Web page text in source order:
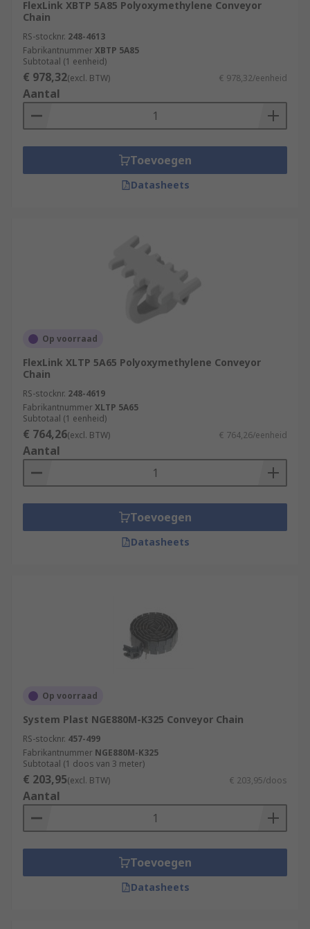
FlexLink XBTP 5A85 Polyoxymethylene Conveyor
Chain
RS-stocknr. 248-4613
FabrikantnummerXBTP 5A85
Subtotaal (1 eenheid)
€ 978,32(excl. BTW) € 978,32/eenheid
Aantal
Toevoegen
Datasheets
Op voorraad
FlexLink XLTP 5A65 Polyoxymethylene Conveyor
Chain
RS-stocknr. 248-4619
FabrikantnummerXLTP 5A65
Subtotaal (1 eenheid)
€ 764,26(excl. BTW) € 764,26/eenheid
Aantal
Toevoegen
Datasheets
Op voorraad
System Plast NGE880M-K325 Conveyor Chain
RS-stocknr. 457-499
Fabrikantnummer NGE880M-K325
Subtotaal (1 doos van 3 meter)
€ 203,95(excl. BTW) € 203,95/doos
Aantal
Toevoegen
Datasheets